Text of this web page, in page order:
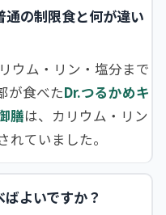
の制限食と何が違い
ウム・リン・塩分まで
が食べたDr.つるかめキ
膳は、カリウム・リン
れていました。
よいですか？